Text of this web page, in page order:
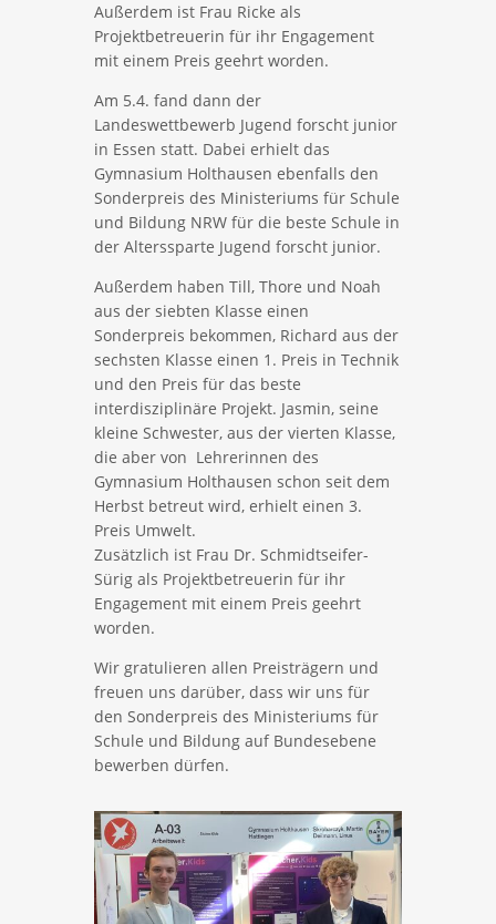
Außerdem ist Frau Ricke als
Projektbetreuerin für ihr Engagement
mit einem Preis geehrt worden.
Am 5.4. fand dann der
Landeswettbewerb Jugend forscht junior
in Essen statt. Dabei erhielt das
Gymnasium Holthausen ebenfalls den
Sonderpreis des Ministeriums für Schule
und Bildung NRW für die beste Schule in
der Alterssparte Jugend forscht junior.
Außerdem haben Till, Thore und Noah
aus der siebten Klasse einen
Sonderpreis bekommen, Richard aus der
sechsten Klasse einen 1. Preis in Technik
und den Preis für das beste
interdisziplinäre Projekt. Jasmin, seine
kleine Schwester, aus der vierten Klasse,
die aber von Lehrerinnen des
Gymnasium Holthausen schon seit dem
Herbst betreut wird, erhielt einen 3.
Preis Umwelt.
Zusätzlich ist Frau Dr. Schmidtseifer-
Sürig als Projektbetreuerin für ihr
Engagement mit einem Preis geehrt
worden.
Wir gratulieren allen Preisträgern und
freuen uns darüber, dass wir uns für
den Sonderpreis des Ministeriums für
Schule und Bildung auf Bundesebene
bewerben dürfen.